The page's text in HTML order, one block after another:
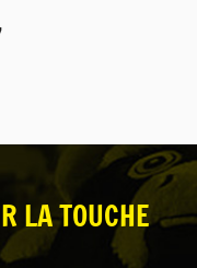
LA TOUCHE